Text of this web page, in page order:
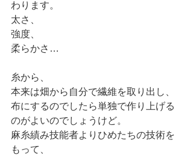
わります。
太さ、
強度、
柔らかさ…
糸から、
本来は畑から自分で繊維を取り出し、
布にするのでしたら単独で作り上げる
のがよいのでしょうけど。
麻糸績み技能者よりひめたちの技術を
もって、